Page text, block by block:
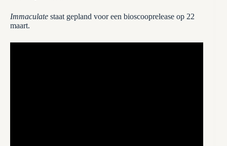
Immaculate staat gepland voor een bioscooprelease op 22
maart.